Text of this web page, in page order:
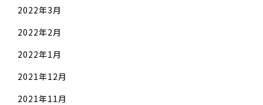
2022年3月
2022年2月
2022年1月
2021年12月
2021年11月